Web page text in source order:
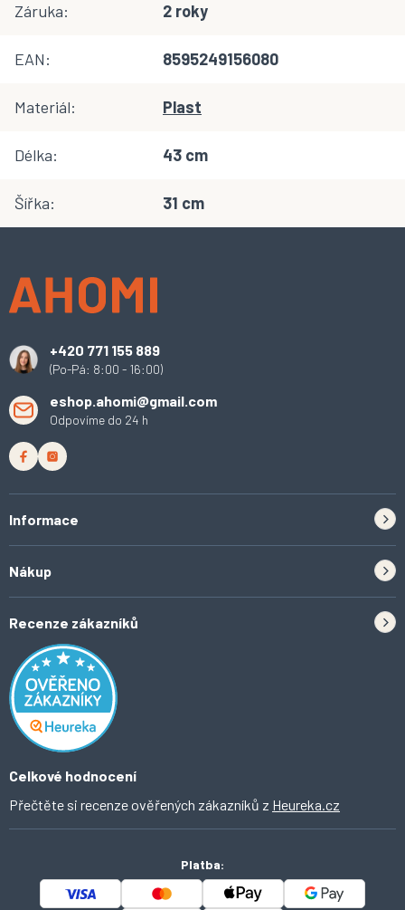
Záruka: 2 roky
EAN: 8595249156080
Materiál: Plast
Délka: 43 cm
Šířka: 31 cm
+420 771 155 889
(Po-Pá: 8:00 - 16:00)
eshop.ahomi@gmail.com
Odpovíme do 24 h
Informace
Tipy do kuchyně
Inspirace a trendy
Domácí vychytávky
O Ahomi
Nákup
Odstoupení od smlouvy
Obchodní podmínky
Ochrana osobních údajů
Recenze zákazníků
Celkové hodnocení
Přečtěte si recenze ověřených zákazníků z Heureka.cz
Platba: